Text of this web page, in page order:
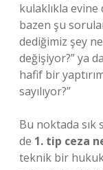
kulaklıkla
bazen şu
dediğimiz şey
değişiyor?” ya
hafif bir
sayılıyor?”
Bu noktada sık
de 1. tip ceza
teknik bir